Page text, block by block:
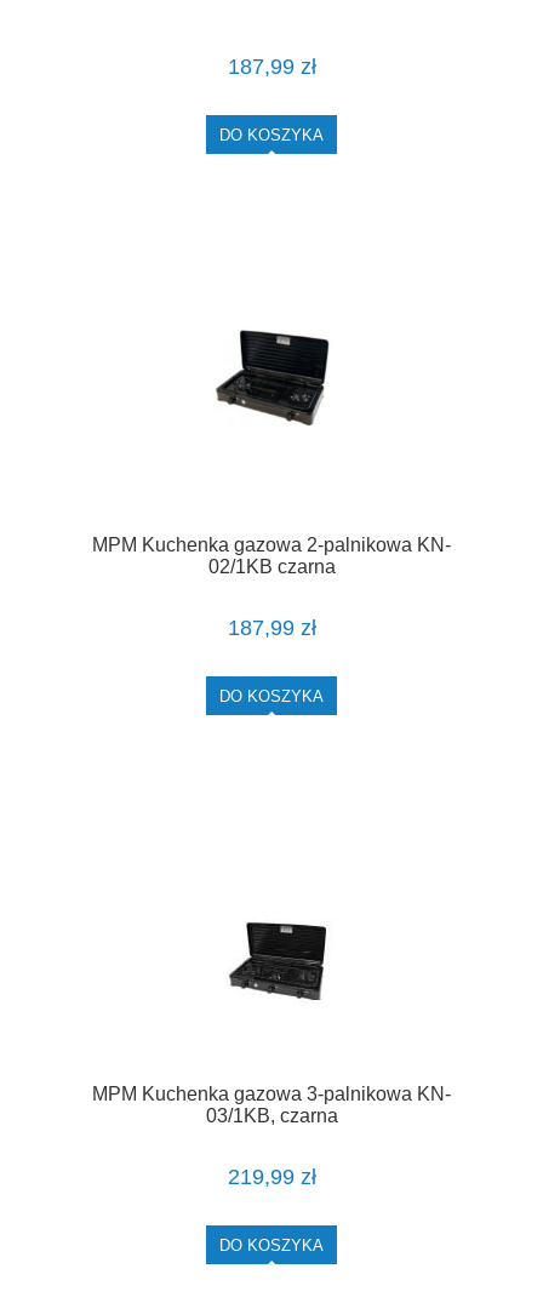
187,99 zł
DO KOSZYKA
MPM Kuchenka gazowa 2-palnikowa KN-
02/1KB czarna
187,99 zł
DO KOSZYKA
MPM Kuchenka gazowa 3-palnikowa KN-
03/1KB, czarna
219,99 zł
DO KOSZYKA